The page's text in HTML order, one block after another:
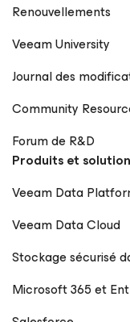
Renouvellements
Veeam University
Journal des
Community
Forum de R&D
Produits et
Veeam Data
Veeam Data Cloud
Stockage sécurisé
Microsoft 365 et